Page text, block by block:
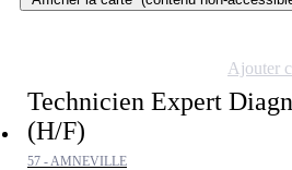
Technicien Expert
(H/F)
57 - AMNEVILLE
Ajouter